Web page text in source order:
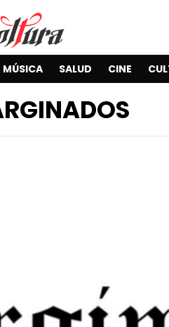
MÚSICA SALUD CINE